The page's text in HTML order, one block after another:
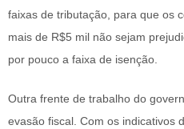
faixas de tributação, para que os
mais de R$5 mil não sejam
por pouco a faixa de isenção.
Outra frente de trabalho do
evasão fiscal. Com os indicativos